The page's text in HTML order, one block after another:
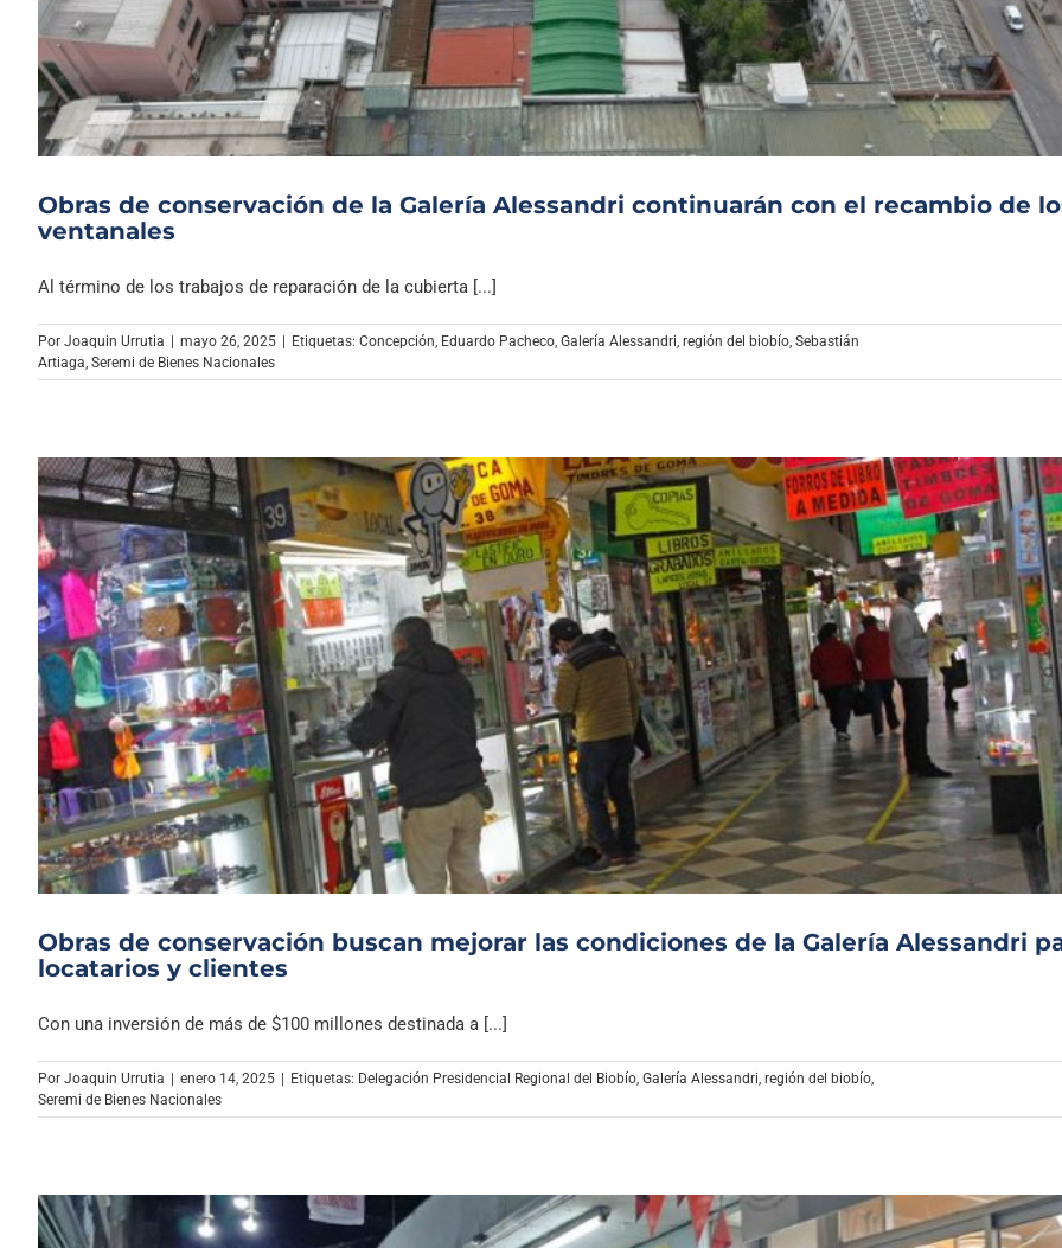
Archivo Sonoro
Obras de conservación de la Galería Alessandri continuarán con el recambio de
ventanales
Al término de los trabajos de reparación de la cubierta [...]
Por Joaquin Urrutia mayo 26, 2025 Etiquetas: Concepción, Eduardo Pacheco, Galería Alessandri, región del biobío, Sebastián
Artiaga, Seremi de Bienes Nacionales
Obras de conservación buscan mejorar las condiciones de la Galería Alessandri
locatarios y clientes
Con una inversión de más de $100 millones destinada a [...]
Por Joaquin Urrutia enero 14, 2025 Etiquetas: Delegación Presidencial Regional del Biobío, Galería Alessandri, región del biobío,
Seremi de Bienes Nacionales